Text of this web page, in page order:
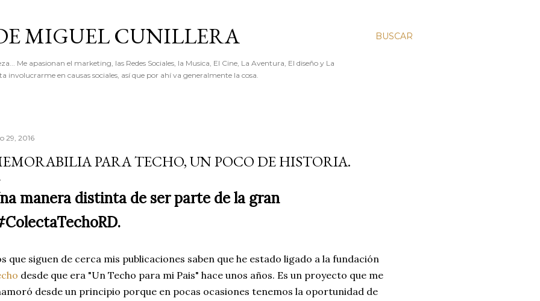
BUSCAR
MIGUEL CUNILLERA
Me apasionan el marketing, las Redes Sociales, la Musica, El Cine, La Aventura, El diseño y La
involucrarme en causas sociales, así que por ahí va generalmente la cosa.
29, 2016
PARA TECHO, UN POCO DE HISTORIA.
manera distinta de ser parte de la gran
que siguen de cerca mis publicaciones saben que he estado ligado a la fundación
desde que era "Un Techo para mi Pais" hace unos años. Es un proyecto que me
desde un principio porque en pocas ocasiones tenemos la oportunidad de